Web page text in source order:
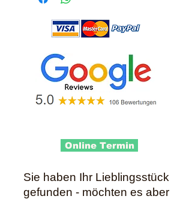
Online Termin
Sie haben Ihr Lieblingsstück
gefunden - möchten es aber